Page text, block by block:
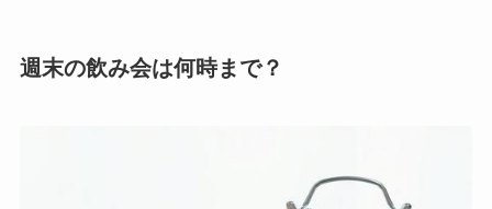
週末の飲み会は何時まで？